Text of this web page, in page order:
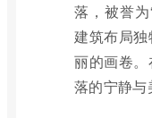
落，被誉
建筑布局
丽的画卷
落的宁静与